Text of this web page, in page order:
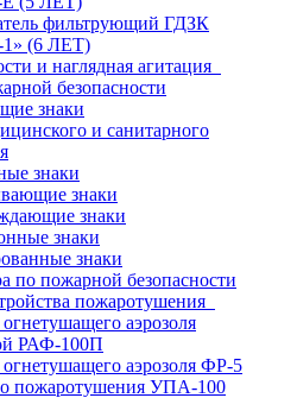
фильтрующий ГДЗК
(6 ЛЕТ)
и наглядная агитация
безопасности
знаки
и санитарного
знаки
знаки
знаки
знаки
знаки
по пожарной безопасности
пожаротушения
огнетушащего аэрозоля
РАФ-100П
огнетушащего аэрозоля ФР-5
пожаротушения УПА-100